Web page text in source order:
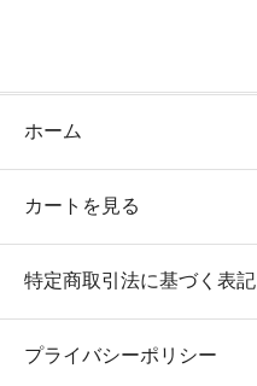
ホーム
カートを見る
特定商取引法に基づく表記
プライバシーポリシー